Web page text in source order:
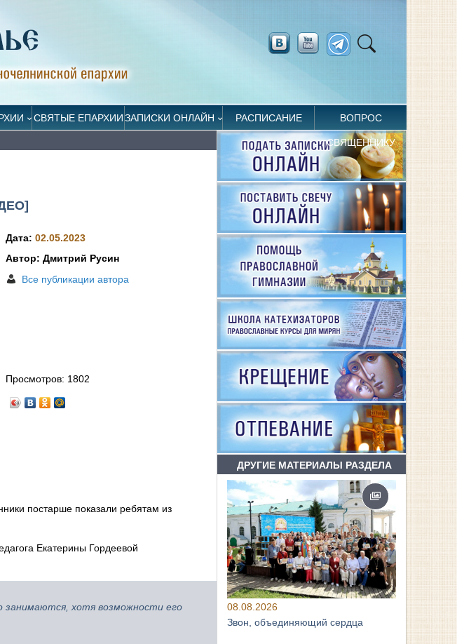
СВЯТЫЕ ЕПАРХИИЗАПИСКИ ОНЛАЙН РАСПИСАНИЕ ВОПРОС
СВЯЩЕННИКУ
Дата:02.05.2023
Автор: Дмитрий Русин
Все публикации автора
Просмотров: 1802
постарше показали ребятам из
Екатерины Гордеевой
хотя возможности его
ДРУГИЕ МАТЕРИАЛЫ РАЗДЕЛА
08.08.2026
Звон, объединяющий сердца